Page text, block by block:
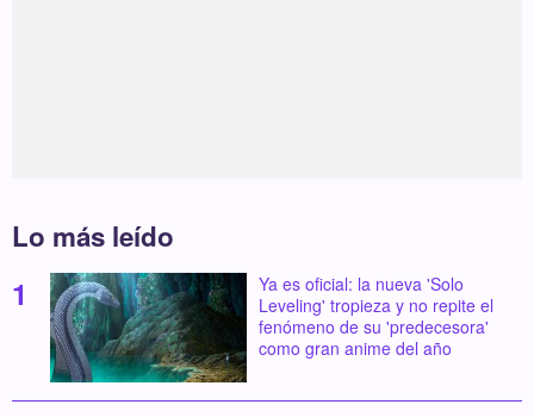
Lo más leído
Ya es oficial: la nueva 'Solo
Leveling' tropieza y no repite el
fenómeno de su 'predecesora'
como gran anime del año